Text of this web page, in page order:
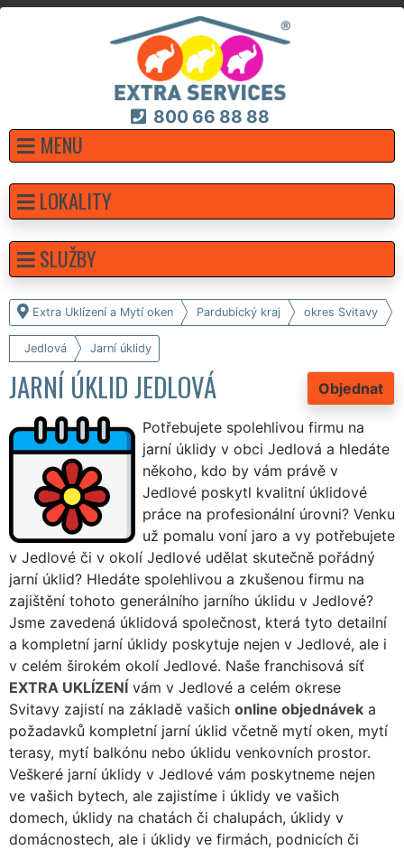
800 66 88 88
MENU
Extra Uklízení a Mytí oken Pardubický kraj okres Svitavy
Jedlová Jarní úklidy
Objednat
JARNÍ ÚKLID JEDLOVÁ
Potřebujete spolehlivou firmu na
jarní úklidy v obci Jedlová a hledáte
někoho, kdo by vám právě v
Jedlové poskytl kvalitní úklidové
práce na profesionální úrovni? Venku
už pomalu voní jaro a vy potřebujete
v Jedlové či v okolí Jedlové udělat skutečně pořádný
jarní úklid? Hledáte spolehlivou a zkušenou firmu na
zajištění tohoto generálního jarního úklidu v Jedlové?
Jsme zavedená úklidová společnost, která tyto detailní
a kompletní jarní úklidy poskytuje nejen v Jedlové, ale i
v celém širokém okolí Jedlové. Naše franchisová síť
EXTRA UKLÍZENÍ vám v Jedlové a celém okrese
Svitavy zajistí na základě vašich online objednávek a
požadavků kompletní jarní úklid včetně mytí oken, mytí
terasy, mytí balkónu nebo úklidu venkovních prostor.
Veškeré jarní úklidy v Jedlové vám poskytneme nejen
ve vašich bytech, ale zajistíme i úklidy ve vašich
domech, úklidy na chatách či chalupách, úklidy v
domácnostech, ale i úklidy ve firmách, podnicích či
LOKALITY
SLUŽBY